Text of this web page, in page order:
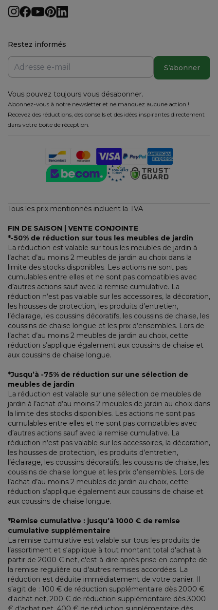
Restez informés
S’abonner
Vous pouvez toujours vous désabonner.
Abonnez-vous à notre newsletter et ne manquez aucune action !
Recevez des réductions, des conseils et des idées inspirantes directement
dans votre boîte de réception.
Tous les prix mentionnés incluent la TVA
FIN DE SAISON | VENTE CONJOINTE
*-50% de réduction sur tous les meubles de jardin
La réduction est valable sur tous les meubles de jardin à
l’achat d’au moins 2 meubles de jardin au choix dans la
limite des stocks disponibles. Les actions ne sont pas
cumulables entre elles et ne sont pas compatibles avec
d’autres actions sauf avec la remise cumulative. La
réduction n’est pas valable sur les accessoires, la décoration,
les housses de protection, les produits d’entretien,
l’éclairage, les coussins décoratifs, les coussins de chaise, les
coussins de chaise longue et les prix d’ensembles. Lors de
l’achat d’au moins 2 meubles de jardin au choix, cette
réduction s’applique également aux coussins de chaise et
aux coussins de chaise longue.
*Jusqu’à -75% de réduction sur une sélection de
meubles de jardin
La réduction est valable sur une sélection de meubles de
jardin à l’achat d’au moins 2 meubles de jardin au choix dans
la limite des stocks disponibles. Les actions ne sont pas
cumulables entre elles et ne sont pas compatibles avec
d’autres actions sauf avec la remise cumulative. La
réduction n’est pas valable sur les accessoires, la décoration,
les housses de protection, les produits d’entretien,
l’éclairage, les coussins décoratifs, les coussins de chaise, les
coussins de chaise longue et les prix d’ensembles. Lors de
l’achat d’au moins 2 meubles de jardin au choix, cette
réduction s’applique également aux coussins de chaise et
aux coussins de chaise longue.
*Remise cumulative : jusqu’à 1000 € de remise
cumulative supplémentaire
La remise cumulative est valable sur tous les produits de
l’assortiment et s'applique à tout montant total d'achat à
partir de 2000 € net, c'est-à-dire après prise en compte de
la remise regulière ou d'autres remises accordées. La
réduction est déduite immédiatement de votre panier. Il
s’agit de : 100 € de réduction supplémentaire dès 2000 €
d'achat net, 200 € de réduction supplémentaire dès 3000